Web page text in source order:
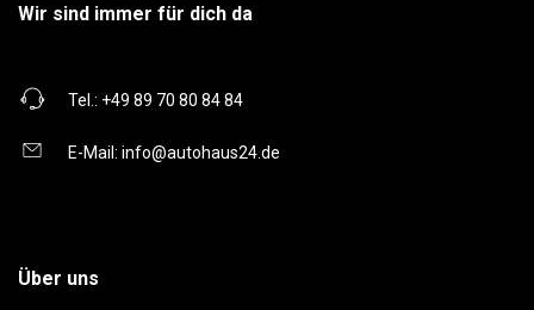
Wir sind immer für dich da
Tel.: +49 89 70 80 84 84
E-Mail: info@autohaus24.de
Über uns